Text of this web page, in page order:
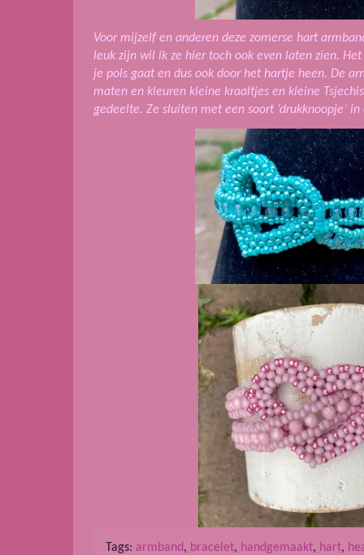
Voor mijzelf en anderen deze zomerse hart
leuk zijn wil ik ze hier toch ook even laten zien.
je pols gaat en dus ook door het hartje heen. De
maten en kleuren kleine kraaltjes en kleine
gedeelte. Ze sluiten met een soort ‘drukknoopje’
Tags: armband, bracelet, handgemaakt, hart,